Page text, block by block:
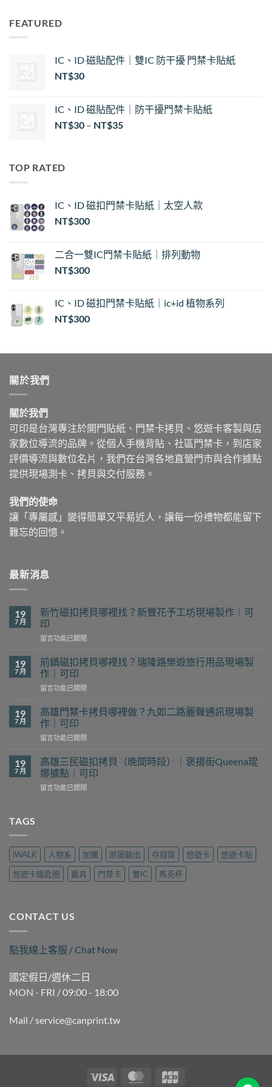
FEATURED
IC、ID 磁貼配件｜雙IC 防干擾 門禁卡貼紙
NT$30
IC、ID 磁貼配件｜防干擾門禁卡貼紙
NT$30 – NT$35價
NT$35
TOP RATED
IC、ID 磁扣門禁卡貼紙｜太空人款
NT$300
二合一雙IC門禁卡貼紙｜排列動物
NT$300
IC、ID 磁扣門禁卡貼紙｜ic+id 植物系列
NT$300
關於我們
關於我們
可印是台灣專注於開門貼紙、門禁卡拷貝、悠遊卡客製與店
家數位導流的品牌。從個人手機背貼、社區門禁卡，到店家
評價導流與數位名片，我們在台灣各地直營門市與合作據點
提供現場測卡、拷貝與交付服務。
我們的使命
讓「專屬感」變得簡單又平易近人，讓每一份禮物都能留下
難忘的回憶。
最新消息
19
7 月
新竹磁扣拷貝哪裡找？新豐花予工坊現場製作｜可
印
在
竹
磁
扣
拷
哪
裡
找？
新
花
予
坊
印〉
中
留言功能已關閉
19
7 月
前鎮磁扣拷貝哪裡找？瑞隆路樂遊旅行用品現場製
作｜可印
在
鎮
磁
扣
拷
哪
裡
找？
瑞
用
品
現
作
印〉
中
留言功能已關閉
19
7 月
高雄門禁卡拷貝哪裡做？九如二路麗聲通訊現場製
作｜可印
在
雄
門
禁
卡
九
如
二
路
通
訊
製
｜
可
印〉
留言功能已關閉
19
7 月
高雄三民磁扣拷貝（晚間時段）｜褒揚街Queena琨
娜據點｜可印
在
扣
貝
（晚
｜
街
琨
娜
據
可
留言功能已關閉
TAGS
iWALK 人物系 加購 原圖輸出 存錢筒 悠遊卡
悠遊卡貼
悠遊卡鑰匙圈
載具 門禁卡 雙IC 馬克杯
CONTACT US
點我線上客服 / Chat Now
國定假日/週休二日
MON - FRI / 09:00 - 18:00
Mail / service@canprint.tw
Visa MasterCard